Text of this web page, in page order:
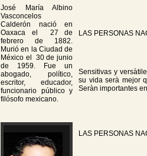
José María Albino
Vasconcelos
Calderón nació en
Oaxaca el 27 de
febrero de 1882.
Murió en la Ciudad de
México el 30 de junio
de 1959. Fue un
abogado, político,
escritor, educador,
funcionario público y
filósofo mexicano.
LAS PERSONAS
Sensitivas y
su vida serà mejor
Seràn importantes
LAS PERSONAS